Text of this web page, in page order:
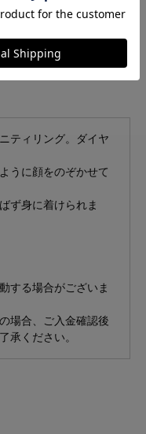
ティリング。ダイヤ
うに顔をのぞかせて
ず身に着けられま
する場合がございま
場合、ご入金確認後
承ください。